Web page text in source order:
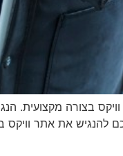
וויקס בצורה
להנגיש את אתר